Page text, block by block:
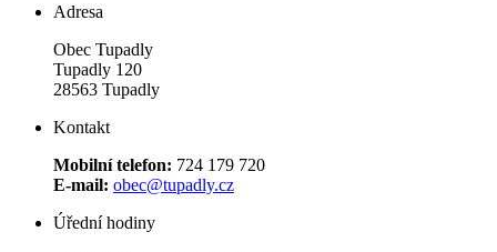
Adresa
Obec Tupadly
Tupadly 120
28563 Tupadly
Kontakt
Mobilní telefon: 724 179 720
E-mail: obec@tupadly.cz
Úřední hodiny